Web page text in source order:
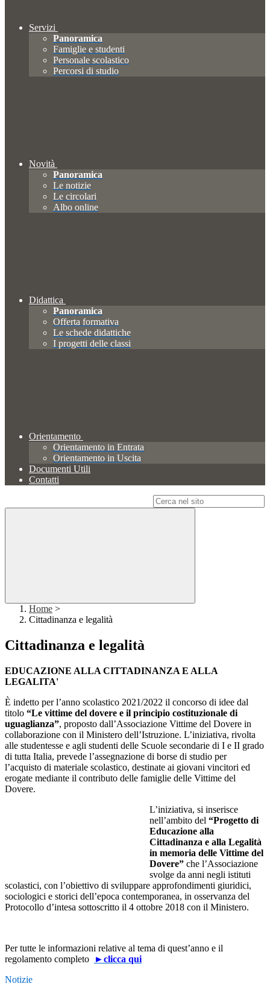
Servizi
Panoramica
Famiglie e studenti
Personale scolastico
Percorsi di studio
Novità
Panoramica
Le notizie
Le circolari
Albo online
Didattica
Panoramica
Offerta formativa
Le schede didattiche
I progetti delle classi
Orientamento
Orientamento in Entrata
Orientamento in Uscita
Documenti Utili
Contatti
Home >
Cittadinanza e legalità
Cittadinanza e legalità
EDUCAZIONE ALLA CITTADINANZA E ALLA
LEGALITA'
È indetto per l’anno scolastico 2021/2022 il concorso di idee dal
titolo “Le vittime del dovere e il principio costituzionale di
uguaglianza”, proposto dall’Associazione Vittime del Dovere in
collaborazione con il Ministero dell’Istruzione. L’iniziativa, rivolta
alle studentesse e agli studenti delle Scuole secondarie di I e II grado
di tutta Italia, prevede l’assegnazione di borse di studio per
l’acquisto di materiale scolastico, destinate ai giovani vincitori ed
erogate mediante il contributo delle famiglie delle Vittime del
Dovere.
L’iniziativa, si inserisce
nell’ambito del “Progetto di
Educazione alla
Cittadinanza e alla Legalità
in memoria delle Vittime del
Dovere” che l’Associazione
svolge da anni negli istituti
scolastici, con l’obiettivo di sviluppare approfondimenti giuridici,
sociologici e storici dell’epoca contemporanea, in osservanza del
Protocollo d’intesa sottoscritto il 4 ottobre 2018 con il Ministero.
Per tutte le informazioni relative al tema di quest’anno e il
regolamento completo
►clicca qui
Notizie